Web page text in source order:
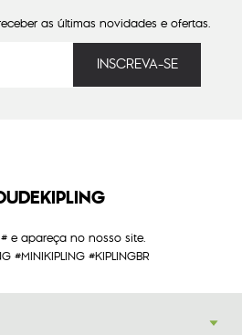
as últimas novidades e ofertas.
e apareça no nosso site.
#MINIKIPLING #KIPLINGBR